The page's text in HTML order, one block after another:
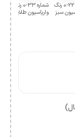
شماره 22-0 رنگ
سبز
شماره 33-0 رنگ
واریاسیون طلایی